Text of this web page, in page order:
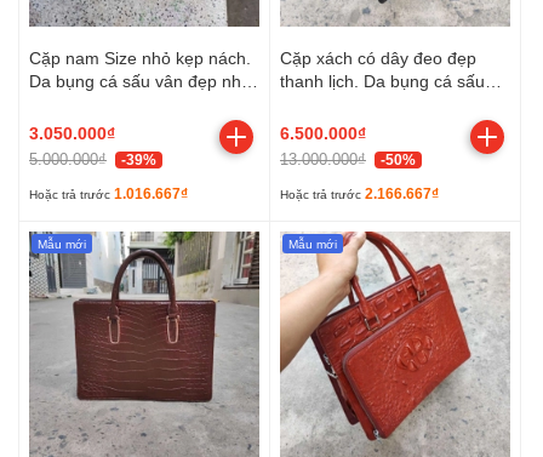
Cặp nam Size nhỏ kẹp nách.
Da bụng cá sấu vân đẹp nhẹ
3.050.000₫
5.000.000₫ -39%
Hoặc trả trước 1.016.667₫
Cặp xách có dây đeo đẹp
thanh lịch. Da bụng cá sấu
6.500.000₫
13.000.000₫ -50%
Hoặc trả trước 2.166.667₫
Mẫu mới Mẫu mới